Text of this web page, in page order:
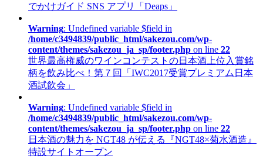
でかけガイド SNS アプリ「Deaps」
Warning: Undefined variable $field in
/home/c3494839/public_html/sakezou.com/wp-
content/themes/sakezou_ja_sp/footer.php on line 22
世界最高権威のワインコンテストの日本酒上位入賞銘
柄を飲み比べ！第７回「IWC2017受賞プレミアム日本
酒試飲会」
Warning: Undefined variable $field in
/home/c3494839/public_html/sakezou.com/wp-
content/themes/sakezou_ja_sp/footer.php on line 22
日本酒の魅力を NGT48 が伝える『NGT48×菊水酒造』
特設サイトオープン